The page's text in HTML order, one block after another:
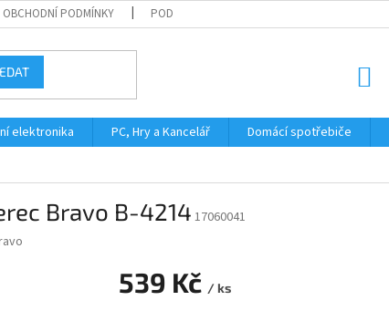
OBCHODNÍ PODMÍNKY PODMÍNKY OCHRANY OSOBNÍCH ÚDAJŮ
elektronika PC, Hry a Kancelář Domácí spotřebiče
Bravo B-4214 17060041
539 Kč / ks